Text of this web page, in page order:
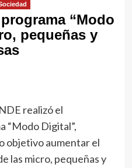
“Modo
pequeñas y
realizó el
“Modo Digital”,
objetivo aumentar el
las micro, pequeñas y